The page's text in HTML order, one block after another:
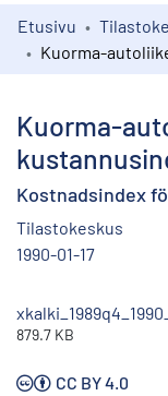
Kokoelmat
Etusivu
Kuorma-
Kostnadsindex
Tilastokeskus
1990-01-17
879.7 KB
CC BY 4.0